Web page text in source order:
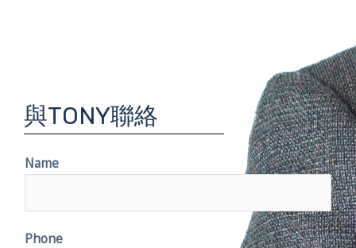
與TONY聯絡
Name
Phone